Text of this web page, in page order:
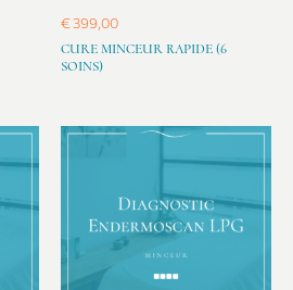
€399,00
CURE MINCEUR RAPIDE (6
SOINS)